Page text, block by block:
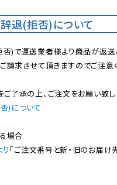
退(拒否)について
)で運送業者様より商品が返送
求させて頂きますのでご注意
)について
「ご注文番号と新・旧のお届け